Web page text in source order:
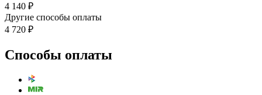
4 140 ₽
Другие способы оплаты
4 720 ₽
Способы оплаты